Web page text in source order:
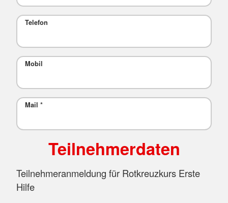
Telefon
Mobil
Mail *
Teilnehmerdaten
Teilnehmeranmeldung für Rotkreuzkurs Erste
Hilfe